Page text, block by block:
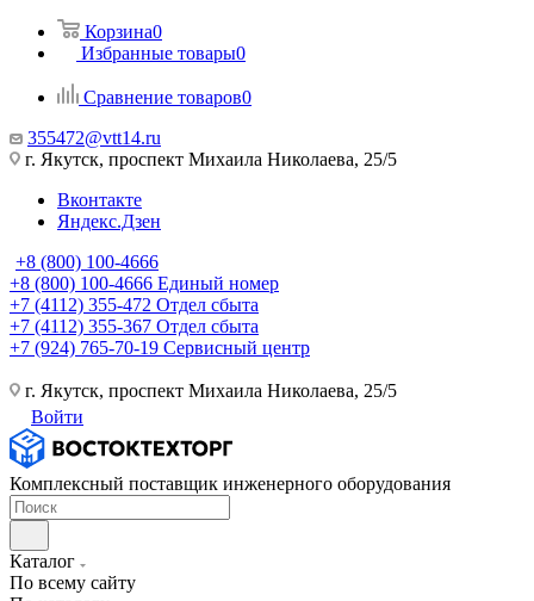
Корзина0
Избранные товары0
Сравнение товаров0
355472@vtt14.ru
г. Якутск, проспект Михаила Николаева, 25/5
Вконтакте
Яндекс.Дзен
+8 (800) 100-4666
+8 (800) 100-4666 Единый номер
+7 (4112) 355-472 Отдел сбыта
+7 (4112) 355-367 Отдел сбыта
+7 (924) 765-70-19 Сервисный центр
г. Якутск, проспект Михаила Николаева, 25/5
Войти
Комплексный поставщик инженерного оборудования
Каталог
По всему сайту